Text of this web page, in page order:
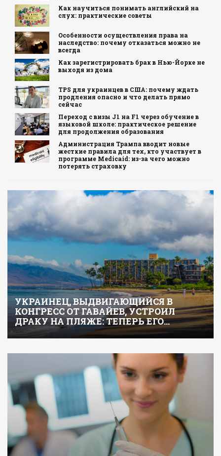
Как научиться понимать английский на
слух: практические советы
Особенности осуществления права на
наследство: почему отказаться можно не
всегда
Как зарегистрировать брак в Нью-Йорке не
выходя из дома
TPS для украинцев в США: почему ждать
продления опасно и что делать прямо
сейчас
Переход с визы J1 на F1 через обучение в
языковой школе: практическое решение
для продолжения образования
Администрация Трампа вводит новые
жесткие правила для тех, кто участвует в
программе Medicaid: из-за чего можно
потерять страховку
УКРАИНЕЦ, ВЫДВИГАЮЩИЙСЯ В
КОНГРЕСС ОТ ГАВАЙЕВ, УСТРОИЛ
ДРАКУ НА ПЛЯЖЕ: ТЕПЕРЬ ЕГО…